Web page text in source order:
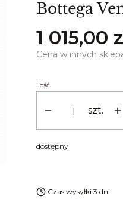
Bottega
Cena
1 015,00
Cena w innych
Ilość
szt.
dostępny
Czas wysyłki:3 dni